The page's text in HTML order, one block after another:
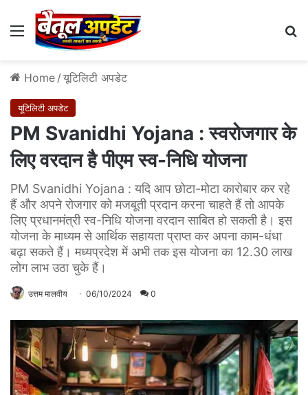
Menu
Home / यूटिलिटी अपडेट
यूटिलिटी अपडेट
PM Svanidhi Yojana : स्वरोजगार के
लिए वरदान है पीएम स्व-निधि योजना
PM Svanidhi Yojana : यदि आप छोटा-मोटा कारोबार कर रहे
हैं और अपने रोजगार को मजबूती प्रदान करना चाहते हैं तो आपके
लिए प्रधानमंत्री स्व-निधि योजना वरदान साबित हो सकती है। इस
योजना के माध्यम से आर्थिक सहायता प्राप्त कर अपना काम-धंधा
बढ़ा सकते हैं। मध्यप्रदेश में अभी तक इस योजना का 12.30 लाख
लोग लाभ उठा चुके हैं।
उत्तम मालवीय 06/10/2024 0